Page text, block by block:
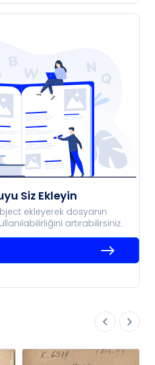
Siz Ekleyin
ekleyerek dosyanın
artırabilirsiniz.